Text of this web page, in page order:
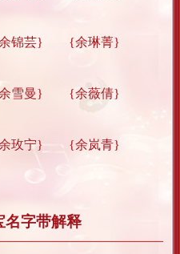
锦芸} {余琳菁}
雪曼} {余薇倩}
玫宁} {余岚青}
名字带解释